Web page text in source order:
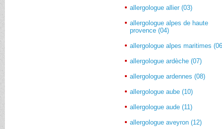
allergologue allier (03)
allergologue alpes de haute
provence (04)
allergologue alpes maritimes
allergologue ardèche (07)
allergologue ardennes (08)
allergologue aube (10)
allergologue aude (11)
allergologue aveyron (12)